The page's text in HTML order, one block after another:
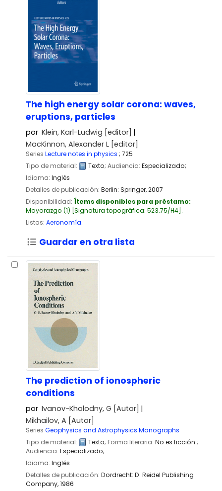
The high energy solar corona: waves,
eruptions, particles
por Klein, Karl-Ludwig [editor]
MacKinnon, Alexander L [editor]
Series Lecture notes in physics ; 725
Tipo de material:
Texto; Audiencia: Especializado;
Idioma: Inglés
Detalles de publicación: Berlin: Springer,2007
Disponibilidad: Ítems disponibles para préstamo:
Mayorazgo (1) Signatura topográfica: 523.75/H4 .
Listas: Aeronomía.
Guardar en otra lista
The prediction of ionospheric
conditions
por Ivanov-Kholodny, G [Autor]
Mikhailov, A [Autor]
Series Geophysics and Astrophysics Monographs
Tipo de material:
Texto; Forma literaria: No es ficción ;
Audiencia: Especializado;
Idioma: Inglés
Detalles de publicación: Dordrecht: D. Reidel Publishing
Company,1986